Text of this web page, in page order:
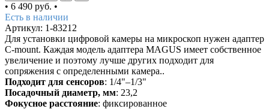
• 6 490 руб. •
Есть в наличии
Артикул: 1-83212
Для установки цифровой камеры на микроскоп нужен адаптер
C-mount. Каждая модель адаптера MAGUS имеет собственное
увеличение и поэтому лучше других подходит для
сопряжения с определенными камера..
Подходит для сенсоров: 1/4"–1/3"
Посадочный диаметр, мм: 23,2
Фокусное расстояние: фиксированное